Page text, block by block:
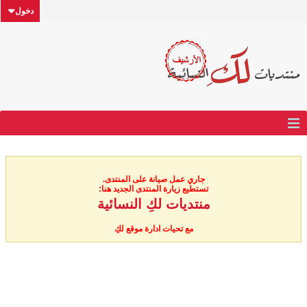
دخول
جاري عمل صيانة على المنتدى.
تستطيع زيارة المنتدى الجديد هنا:
منتديات لكِ النسائية
مع تحيات ادارة موقع لكِ